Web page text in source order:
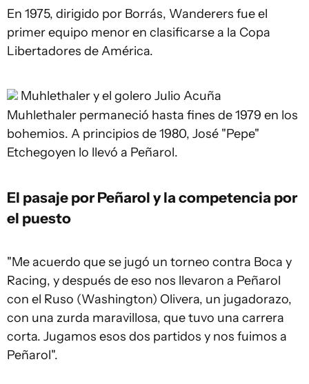
En 1975, dirigido por Borrás, Wanderers fue el
primer equipo menor en clasificarse a la Copa
Libertadores de América.
Muhlethaler y el golero Julio Acuña
Muhlethaler permaneció hasta fines de 1979 en los
bohemios. A principios de 1980, José "Pepe"
Etchegoyen lo llevó a Peñarol.
El pasaje por Peñarol y la competencia por
el puesto
"Me acuerdo que se jugó un torneo contra Boca y
Racing, y después de eso nos llevaron a Peñarol
con el Ruso (Washington) Olivera, un jugadorazo,
con una zurda maravillosa, que tuvo una carrera
corta. Jugamos esos dos partidos y nos fuimos a
Peñarol".